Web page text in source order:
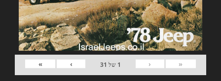
«
‹
1 של 31
›
»